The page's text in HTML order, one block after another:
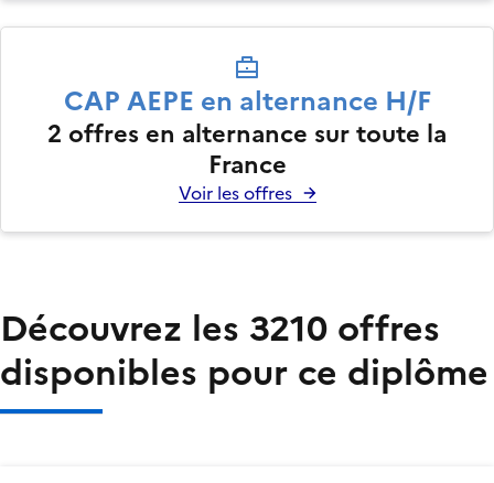
CAP AEPE en alternance H/F
2 offres en alternance sur toute la
France
Voir les offres
Découvrez les 3210 offres
disponibles pour ce diplôme